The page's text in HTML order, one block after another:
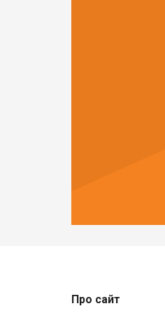
Про сайт